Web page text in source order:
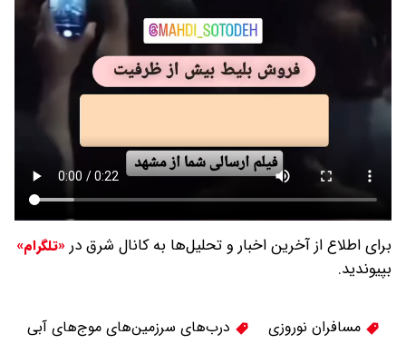
برای اطلاع از آخرین اخبار و تحلیل‌ها به کانال شرق در «تلگرام»
بپیوندید.
مسافران نوروزی
درب‌های سرزمین‌های موج‌های آبی